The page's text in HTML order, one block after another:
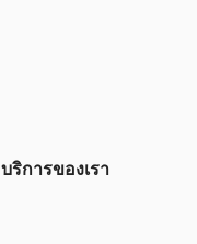
บริการของเรา